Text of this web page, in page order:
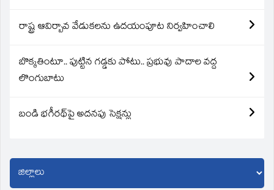
రాష్ట్ర ఆవిర్బావ వేడుకలను ఉదయంపూట నిర్వహించాలి
బొక్కతింటూ.. పుట్టిన గడ్డకు పోటు.. ప్రభువు పాదాల వద్ద
లొంగుబాటు
బండి భగీరథ్‌పై అదనపు సెక్షన్లు